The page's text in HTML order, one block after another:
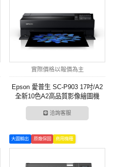
實際價格以報價為主
Epson 愛普生 SC-P903 17吋/A2
全新10色A2高品質影像繪圖機
洽詢客服
大圖輸出 原廠保固 商用機種